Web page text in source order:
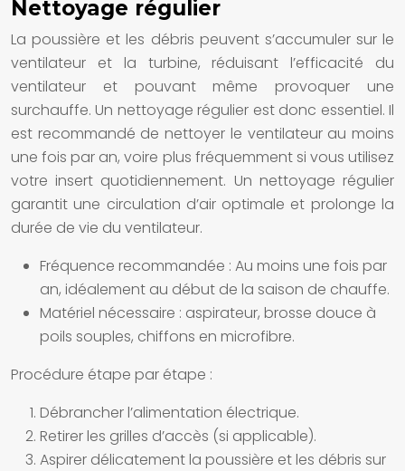
Nettoyage régulier
La poussière et les débris peuvent s’accumuler sur le
ventilateur et la turbine, réduisant l’efficacité du
ventilateur et pouvant même provoquer une
surchauffe. Un nettoyage régulier est donc essentiel. Il
est recommandé de nettoyer le ventilateur au moins
une fois par an, voire plus fréquemment si vous utilisez
votre insert quotidiennement. Un nettoyage régulier
garantit une circulation d’air optimale et prolonge la
durée de vie du ventilateur.
Fréquence recommandée : Au moins une fois par
an, idéalement au début de la saison de chauffe.
Matériel nécessaire : aspirateur, brosse douce à
poils souples, chiffons en microfibre.
Procédure étape par étape :
Débrancher l’alimentation électrique.
Retirer les grilles d’accès (si applicable).
Aspirer délicatement la poussière et les débris sur